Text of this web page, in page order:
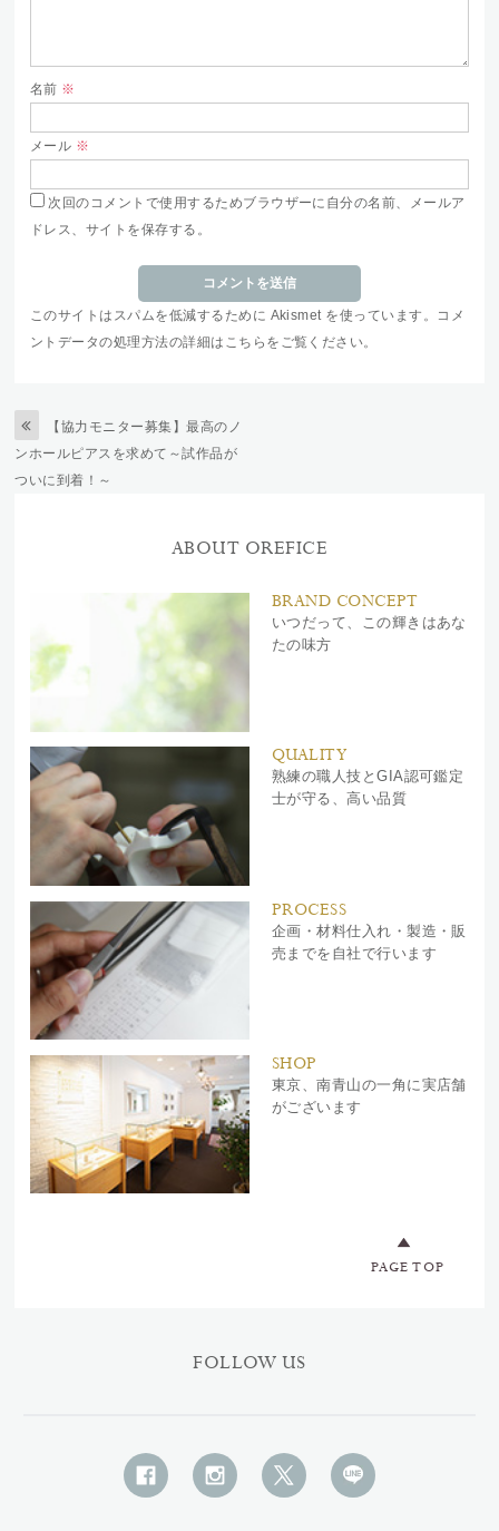
名前 ※
メール ※
次回のコメントで使用するためブラウザーに自分の名前、メールア
ドレス、サイトを保存する。
このサイトはスパムを低減するために Akismet を使っています。
コメ
ントデータの処理方法の詳細はこちらをご覧ください。
【協力モニター募集】最高のノ
ンホールピアスを求めて～試作品が
ついに到着！～
ABOUT OREFICE
BRAND CONCEPT
いつだって、この輝きはあな
たの味方
QUALITY
熟練の職人技とGIA認可鑑定
士が守る、高い品質
PROCESS
企画・材料仕入れ・製造・販
売までを自社で行います
SHOP
東京、南青山の一角に実店舗
がございます
PAGE TOP
FOLLOW US